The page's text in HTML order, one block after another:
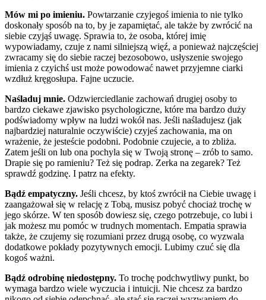
Mów mi po imieniu. Powtarzanie czyjegoś imienia to nie tylko
doskonały sposób na to, by je zapamiętać, ale także by zwrócić na
siebie czyjąś uwagę. Sprawia to, że osoba, której imię
wypowiadamy, czuje z nami silniejszą więź, a ponieważ najczęściej
zwracamy się do siebie raczej bezosobowo, usłyszenie swojego
imienia z czyichś ust może powodować nawet przyjemne ciarki
wzdłuż kręgosłupa. Fajne uczucie.
Naśladuj mnie. Odzwierciedlanie zachowań drugiej osoby to
bardzo ciekawe zjawisko psychologiczne, które ma bardzo duży
podświadomy wpływ na ludzi wokół nas. Jeśli naśladujesz (jak
najbardziej naturalnie oczywiście) czyjeś zachowania, ma on
wrażenie, że jesteście podobni. Podobnie czujecie, a to zbliża.
Zatem jeśli on lub ona pochyla się w Twoją stronę – zrób to samo.
Drapie się po ramieniu? Też się podrap. Zerka na zegarek? Też
sprawdź godzinę. I patrz na efekty.
Bądź empatyczny. Jeśli chcesz, by ktoś zwrócił na Ciebie uwagę i
zaangażował się w relację z Tobą, musisz pobyć chociaż trochę w
jego skórze. W ten sposób dowiesz się, czego potrzebuje, co lubi i
jak możesz mu pomóc w trudnych momentach. Empatia sprawia
także, że czujemy się rozumiani przez drugą osobę, co wyzwala
dodatkowe pokłady pozytywnych emocji. Lubimy czuć się dla
kogoś ważni.
Bądź odrobinę niedostępny. To trochę podchwytliwy punkt, bo
wymaga bardzo wiele wyczucia i intuicji. Nie chcesz za bardzo